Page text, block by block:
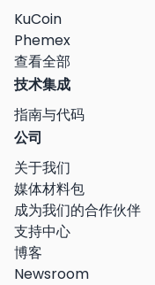
KuCoin
Phemex
查看全部
技术集成
指南与代码
公司
关于我们
媒体材料包
成为我们的合作伙伴
支持中心
博客
Newsroom